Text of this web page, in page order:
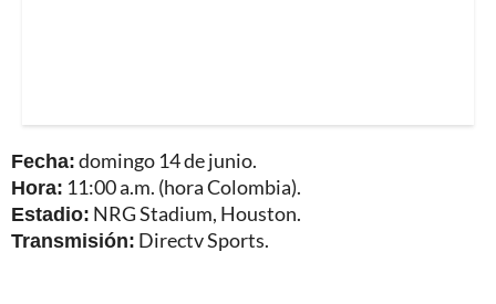
Fecha:domingo 14 de junio.
Hora: 11:00 a.m. (hora Colombia).
Estadio: NRG Stadium, Houston.
Transmisión: Directv Sports.